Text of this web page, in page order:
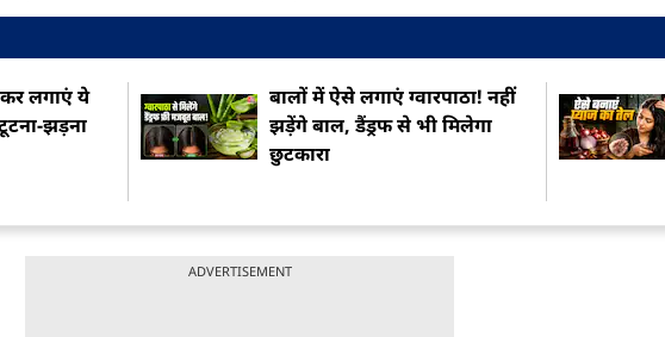
लगाएं ये
झड़ना
बालों में ऐसे लगाएं ग्वारपाठा! नहीं
झड़ेंगे बाल, डैंड्रफ से भी मिलेगा
छुटकारा
ADVERTISEMENT